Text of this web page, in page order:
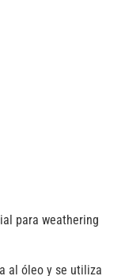
para weathering
al óleo y se utiliza